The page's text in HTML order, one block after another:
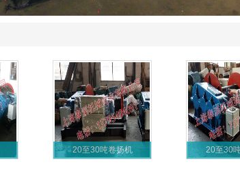
20至30吨卷扬机 20至30